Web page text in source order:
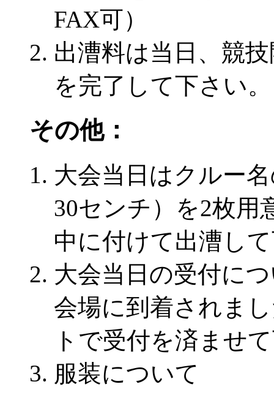
FAX可）
出漕料は当日、競
を完了して下さい。
その他：
大会当日はクルー
30センチ）を2枚用
中に付けて出漕し
大会当日の受付に
会場に到着されま
トで受付を済ませ
服装について